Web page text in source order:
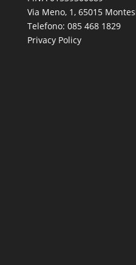
Via Meno, 1, 65015
Telefono: 085 468 1829
Privacy Policy